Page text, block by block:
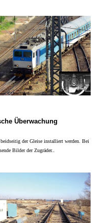
Überwachung
der Gleise installiert werden. Bei
Bilder der Zugräder..